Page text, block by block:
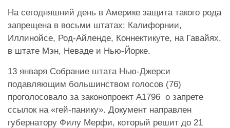
На сегодняшний день в Америке ​​защита такого рода
запрещена в восьми штатах: Калифорнии,
Иллинойсе, Род-Айленде, Коннектикуте, на Гавайях,
в штате Мэн, Неваде и Нью-Йорке.
13 января Собрание штата Нью-Джерси
подавляющим большинством голосов (76)
проголосовало за законопроект А1796 о запрете
ссылок на «гей-панику». Документ направлен
губернатору Филу Мерфи, который решит до 21